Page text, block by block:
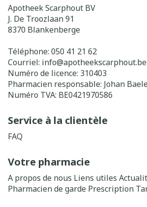
Apotheek Scarphout BV
J. De Troozlaan 91
8370 Blankenberge
Téléphone: 050 41 21 62
Courriel: info@apotheekscarphout.be
Numéro de licence: 310403
Pharmacien responsable: Johan
Numéro TVA: BE0421970586
Service à la clientèle
FAQ
Votre pharmacie
A propos de nous Liens utiles
Pharmacien de garde Prescription